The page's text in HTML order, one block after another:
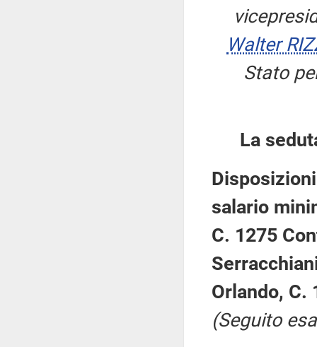
Walter
Stato
La
salario
C. 1275
Orlando, C.
(Seguito